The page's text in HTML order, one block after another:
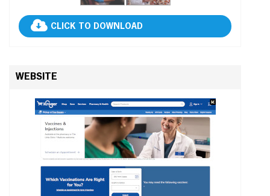
CLICK TO DOWNLOAD
WEBSITE